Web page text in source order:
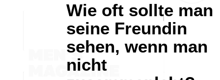
Wie oft sollte man
seine Freundin
sehen, wenn man
nicht